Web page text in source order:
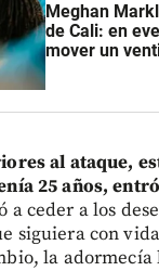
Meghan
de Cali: en
mover un
al ataque,
25 años,
a ceder a los
siguiera con
la adormecía